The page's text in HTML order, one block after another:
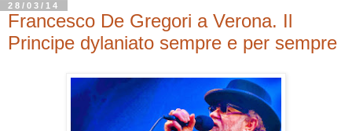
28/03/14
Francesco De Gregori a Verona. Il
Principe dylaniato sempre e per sempre